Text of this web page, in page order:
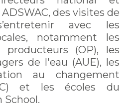
des visites de
avec les
notamment les
producteurs (OP), les
de l'eau (AUE), les
au changement
et les écoles du
School.